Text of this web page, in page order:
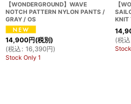
【WONDERGROUND】WAVE
NOTCH PATTERN NYLON PANTS /
GRAY / OS
14,900円(税別)
(税込: 16,390円)
Stock Only 1
【
KNIT
(税込